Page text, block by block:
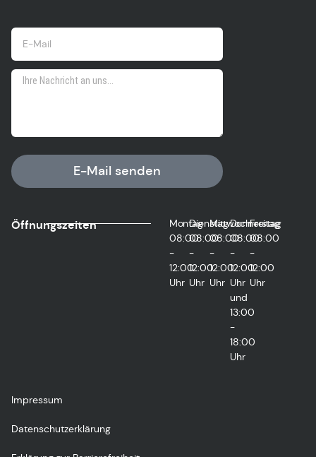
E-Mail senden
Öffnungszeiten
Montag
08:00
-
12:00
Uhr
Dienstag
08:00
-
12:00
Uhr
Mittwoch
08:00
-
12:00
Uhr
Donnerstag
08:00
-
12:00
Uhr
und
13:00
-
18:00
Uhr
Freitag
08:00
-
12:00
Uhr
Impressum
Datenschutzerklärung